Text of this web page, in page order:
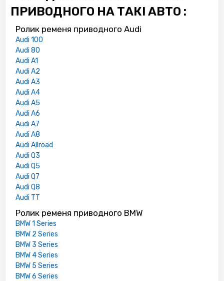
ПРИВОДНОГО НА ТАКІ АВТО :
Ролик ременя приводного Audi
Audi 100
Audi 80
Audi A1
Audi A2
Audi A3
Audi A4
Audi A5
Audi A6
Audi A7
Audi A8
Audi Allroad
Audi Q3
Audi Q5
Audi Q7
Audi Q8
Audi TT
Ролик ременя приводного BMW
BMW 1 Series
BMW 2 Series
BMW 3 Series
BMW 4 Series
BMW 5 Series
BMW 6 Series